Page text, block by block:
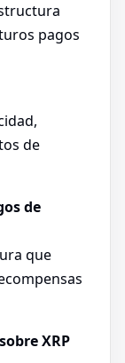
pagos
de
de
que
XRP